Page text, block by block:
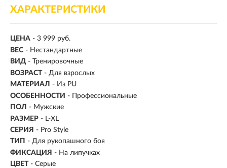
ХАРАКТЕРИСТИКИ
ЦЕНА - 3 999 руб.
ВЕС - Нестандартные
ВИД - Тренировочные
ВОЗРАСТ - Для взрослых
МАТЕРИАЛ - Из PU
ОСОБЕННОСТИ - Профессиональные
ПОЛ - Мужские
РАЗМЕР - L-XL
СЕРИЯ - Pro Style
ТИП - Для рукопашного боя
ФИКСАЦИЯ - На липучках
ЦВЕТ - Серые